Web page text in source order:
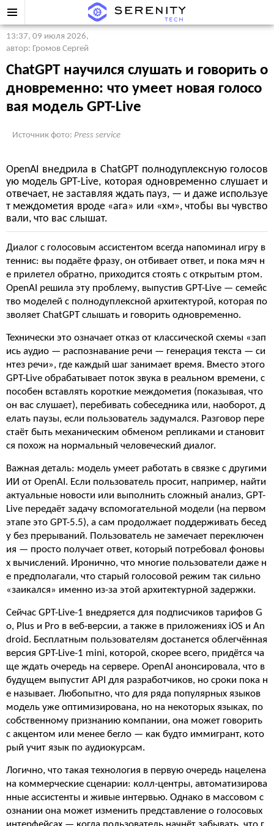
13:37, 09 июля 2026,
автор: Громов Сергей
ChatGPT научился слушать и говорить о
дновременно: что умеет новая голосо
вая модель GPT-Live
Источник фото: Press service
OpenAI внедрила в ChatGPT полнодуплексную голосов
ую модель GPT-Live, которая одновременно слушает и
отвечает, не заставляя ждать пауз, — и даже используе
т междометия вроде «ага» или «хм», чтобы вы чувство
вали, что вас слышат.
Диалог с голосовым ассистентом всегда напоминал игру в
теннис: вы подаёте фразу, он отбивает ответ, и пока мяч н
е прилетел обратно, приходится стоять с открытым ртом.
OpenAI решила эту проблему, выпустив GPT-Live — семейс
тво моделей с полнодуплексной архитектурой, которая по
зволяет ChatGPT слышать и говорить одновременно.
Технически это означает отказ от классической схемы «зап
ись аудио — распознавание речи — генерация текста — си
нтез речи», где каждый шаг занимает время. Вместо этого
GPT-Live обрабатывает поток звука в реальном времени, с
пособен вставлять короткие междометия (показывая, что
он вас слушает), перебивать собеседника или, наоборот, д
елать паузы, если пользователь задумался. Разговор пере
стаёт быть механическим обменом репликами и становит
ся похож на нормальный человеческий диалог.
Важная деталь: модель умеет работать в связке с другими
ИИ от OpenAI. Если пользователь просит, например, найти
актуальные новости или выполнить сложный анализ, GPT-
Live передаёт задачу вспомогательной модели (на первом
этапе это GPT-5.5), а сам продолжает поддерживать бесед
у без прерываний. Пользователь не замечает переключен
ия — просто получает ответ, который потребовал фоновы
х вычислений. Иронично, что многие пользователи даже н
е предполагали, что старый голосовой режим так сильно
«заикался» именно из-за этой архитектурной задержки.
Сейчас GPT-Live-1 внедряется для подписчиков тарифов G
o, Plus и Pro в веб-версии, а также в приложениях iOS и An
droid. Бесплатным пользователям достанется облегчённая
версия GPT-Live-1 mini, которой, скорее всего, придётся ча
ще ждать очередь на сервере. OpenAI анонсировала, что в
будущем выпустит API для разработчиков, но сроки пока н
е называет. Любопытно, что для ряда популярных языков
модель уже оптимизирована, но на некоторых языках, по
собственному признанию компании, она может говорить
с акцентом или менее бегло — как будто иммигрант, кото
рый учит язык по аудиокурсам.
Логично, что такая технология в первую очередь нацелена
на коммерческие сценарии: колл-центры, автоматизирова
нные ассистенты и живые интервью. Однако в массовом с
ознании она может изменить представление о голосовых